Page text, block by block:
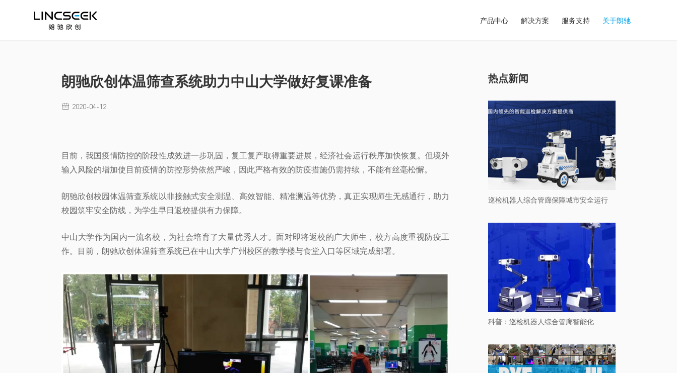
产品中心 解决方案 服务支持 关于朗驰
朗驰欣创体温筛查系统助力中山大学做好复课准备
 2020-04-12
目前，我国疫情防控的阶段性成效进一步巩固，复工复产取得重要进展，经济社会运行秩序加快恢复。但境外
输入风险的增加使目前疫情的防控形势依然严峻，因此严格有效的防疫措施仍需持续，不能有丝毫松懈。
朗驰欣创校园体温筛查系统以非接触式安全测温、高效智能、精准测温等优势，真正实现师生无感通行，助力
校园筑牢安全防线，为学生早日返校提供有力保障。
中山大学作为国内一流名校，为社会培育了大量优秀人才。面对即将返校的广大师生，校方高度重视防疫工
作。目前，朗驰欣创体温筛查系统已在中山大学广州校区的教学楼与食堂入口等区域完成部署。
热点新闻
巡检机器人综合管廊保障城市安全运行
科普：巡检机器人综合管廊智能化